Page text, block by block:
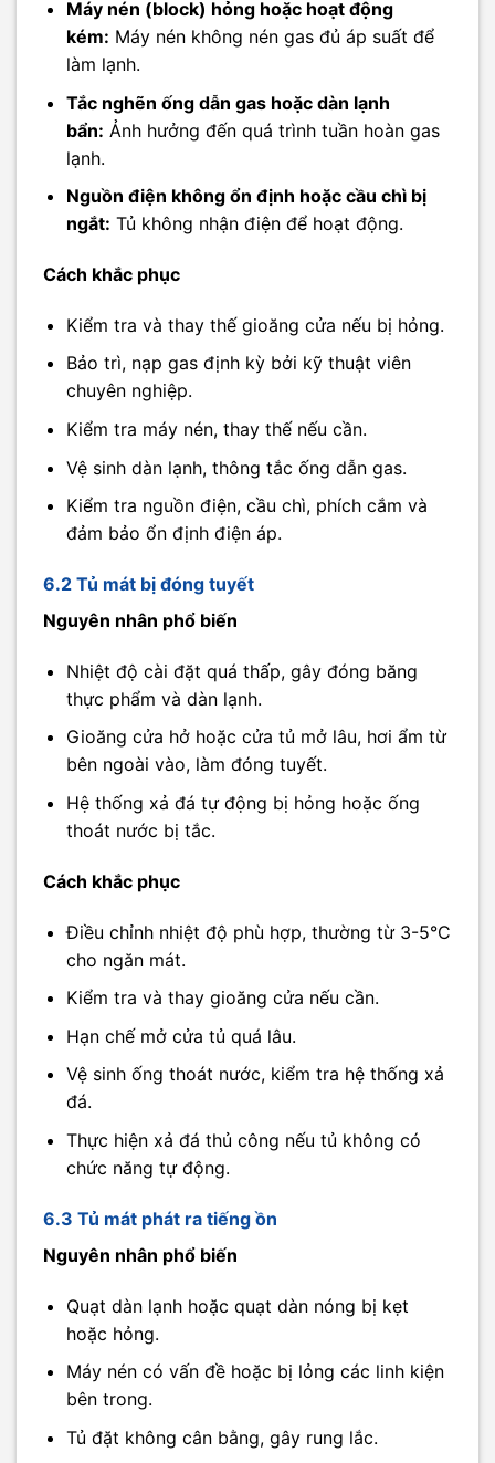
Máy nén (block) hỏng hoặc hoạt động
kém: Máy nén không nén gas đủ áp suất để
làm lạnh.
Tắc nghẽn ống dẫn gas hoặc dàn lạnh
bẩn: Ảnh hưởng đến quá trình tuần hoàn gas
lạnh.
Nguồn điện không ổn định hoặc cầu chì bị
ngắt: Tủ không nhận điện để hoạt động.
Cách khắc phục
Kiểm tra và thay thế gioăng cửa nếu bị hỏng.
Bảo trì, nạp gas định kỳ bởi kỹ thuật viên
chuyên nghiệp.
Kiểm tra máy nén, thay thế nếu cần.
Vệ sinh dàn lạnh, thông tắc ống dẫn gas.
Kiểm tra nguồn điện, cầu chì, phích cắm và
đảm bảo ổn định điện áp.
6.2 Tủ mát bị đóng tuyết
Nguyên nhân phổ biến
Nhiệt độ cài đặt quá thấp, gây đóng băng
thực phẩm và dàn lạnh.
Gioăng cửa hở hoặc cửa tủ mở lâu, hơi ẩm từ
bên ngoài vào, làm đóng tuyết.
Hệ thống xả đá tự động bị hỏng hoặc ống
thoát nước bị tắc.
Cách khắc phục
Điều chỉnh nhiệt độ phù hợp, thường từ 3-5°C
cho ngăn mát.
Kiểm tra và thay gioăng cửa nếu cần.
Hạn chế mở cửa tủ quá lâu.
Vệ sinh ống thoát nước, kiểm tra hệ thống xả
đá.
Thực hiện xả đá thủ công nếu tủ không có
chức năng tự động.
6.3 Tủ mát phát ra tiếng ồn
Nguyên nhân phổ biến
Quạt dàn lạnh hoặc quạt dàn nóng bị kẹt
hoặc hỏng.
Máy nén có vấn đề hoặc bị lỏng các linh kiện
bên trong.
Tủ đặt không cân bằng, gây rung lắc.